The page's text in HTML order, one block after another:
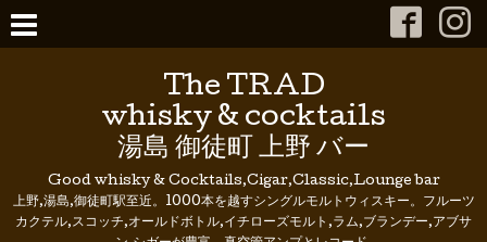
The TRAD
whisky & cocktails
湯島 御徒町 上野 バー
Good whisky & Cocktails,Cigar,Classic,Lounge bar
上野,湯島,御徒町駅至近。1000本を越すシングルモルトウィスキー。フルーツ
カクテル,スコッチ,オールドボトル,イチローズモルト,ラム,ブランデー,アブサ